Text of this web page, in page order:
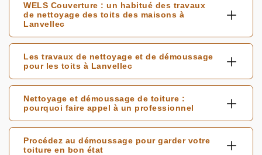
WELS Couverture : un habitué des travaux
de nettoyage des toits des maisons à
Lanvellec
Les travaux de nettoyage et de démoussage
pour les toits à Lanvellec
Nettoyage et démoussage de toiture :
pourquoi faire appel à un professionnel
Procédez au démoussage pour garder votre
toiture en bon état